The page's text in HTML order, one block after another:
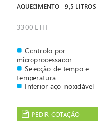
AQUECIMENTO - 9,5 LITROS
3300 ETH
Controlo por
microprocessador
Selecção de tempo e
temperatura
Interior aço inoxidável
PEDIR COTAÇÃO